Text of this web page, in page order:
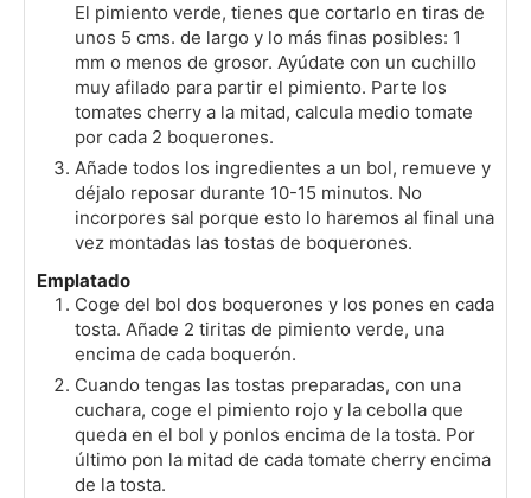
El pimiento verde, tienes que cortarlo en tiras de
unos 5 cms. de largo y lo más finas posibles: 1
mm o menos de grosor. Ayúdate con un cuchillo
muy afilado para partir el pimiento. Parte los
tomates cherry a la mitad, calcula medio tomate
por cada 2 boquerones.
Añade todos los ingredientes a un bol, remueve y
déjalo reposar durante 10-15 minutos. No
incorpores sal porque esto lo haremos al final una
vez montadas las tostas de boquerones.
Emplatado
Coge del bol dos boquerones y los pones en cada
tosta. Añade 2 tiritas de pimiento verde, una
encima de cada boquerón.
Cuando tengas las tostas preparadas, con una
cuchara, coge el pimiento rojo y la cebolla que
queda en el bol y ponlos encima de la tosta. Por
último pon la mitad de cada tomate cherry encima
de la tosta.